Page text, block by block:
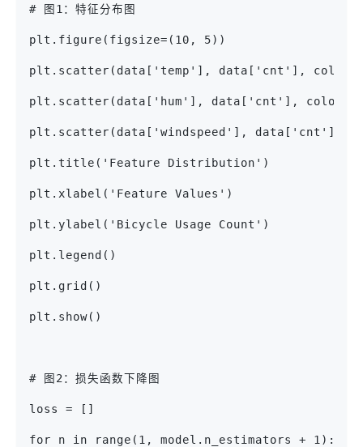
# 图1：特征分布图
plt.figure(figsize=(10, 5))
plt.scatter(data['temp'], data['cnt'],
plt.scatter(data['hum'], data['cnt'],
plt.scatter(data['windspeed'], data['cnt'],
plt.title('Feature Distribution')
plt.xlabel('Feature Values')
plt.ylabel('Bicycle Usage Count')
plt.legend()
plt.grid()
plt.show()
# 图2：损失函数下降图
loss = []
for n in range(1, model.n_estimators + 1):